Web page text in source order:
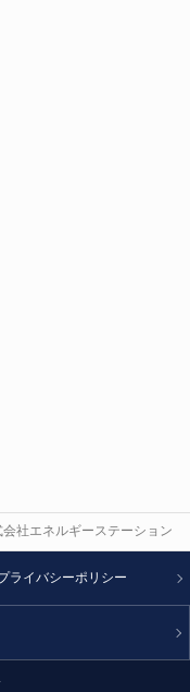
会社エネルギーステーション
ライバシーポリシー